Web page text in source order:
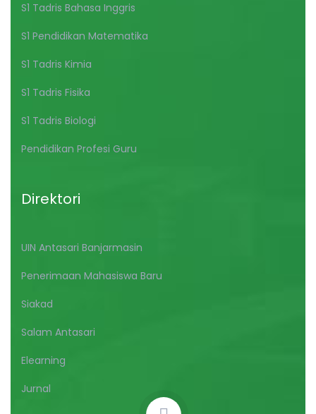
S1 Tadris Bahasa Inggris
S1 Pendidikan Matematika
S1 Tadris Kimia
S1 Tadris Fisika
S1 Tadris Biologi
Pendidikan Profesi Guru
Direktori
UIN Antasari Banjarmasin
Penerimaan Mahasiswa Baru
Siakad
Salam Antasari
Elearning
Jurnal